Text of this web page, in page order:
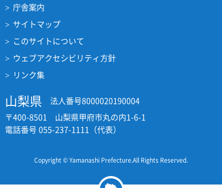
庁舎案内
サイトマップ
このサイトについて
ウェブアクセシビリティ方針
リンク集
山梨県
法人番号8000020190004
〒400-8501 山梨県甲府市丸の内1-6-1
電話番号 055-237-1111（代表）
Copyright © Yamanashi Prefecture.All Rights Reserved.